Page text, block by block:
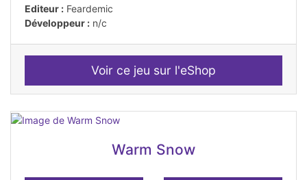
Editeur : Feardemic
Développeur : n/c
Voir ce jeu sur l'eShop
Warm Snow